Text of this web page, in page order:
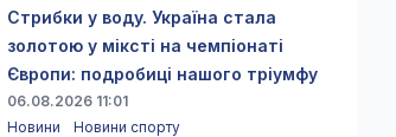
Стрибки у воду. Україна стала
золотою у міксті на чемпіонаті
Європи: подробиці нашого тріумфу
06.08.2026 11:01
Новини
Новини спорту